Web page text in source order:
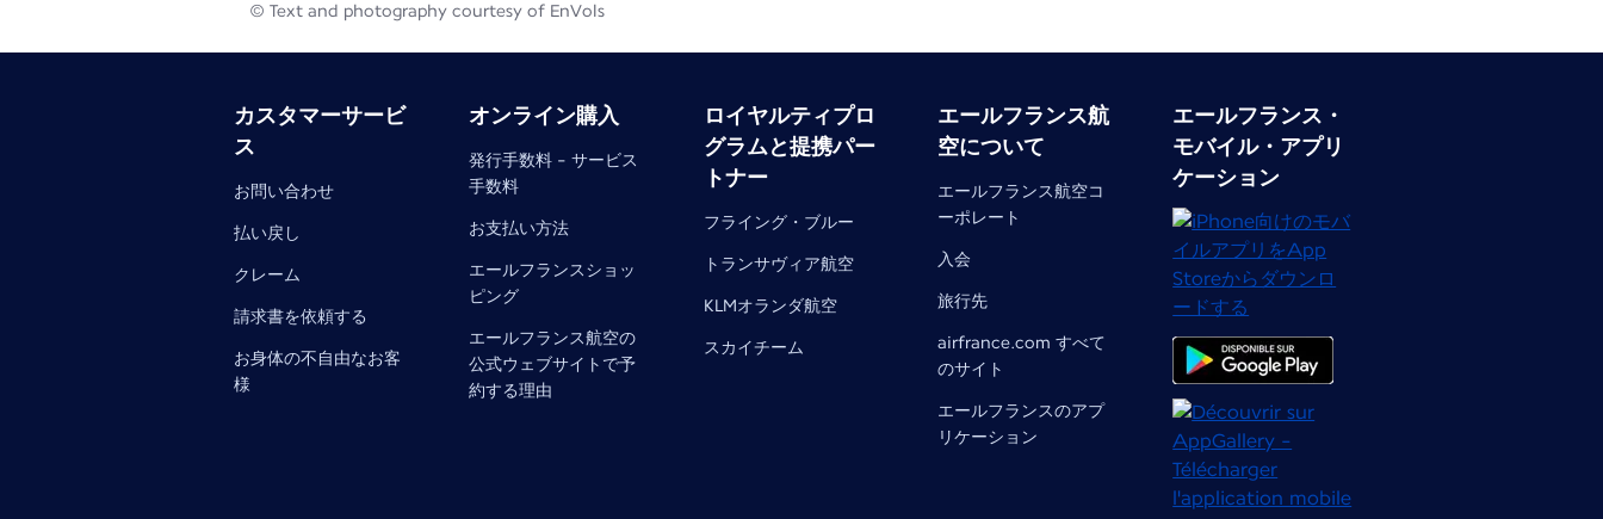
© Text and photography courtesy of EnVols
カスタマーサービ
ス
お問い合わせ
払い戻し
クレーム
請求書を依頼する
お身体の不自由なお客
様
オンライン購入
発行手数料 - サービス
手数料
お支払い方法
エールフランスショッ
ピング
エールフランス航空の
公式ウェブサイトで予
約する理由
ロイヤルティプロ
グラムと提携パー
トナー
フライング・ブルー
トランサヴィア航空
KLMオランダ航空
スカイチーム
エールフランス航
空について
エールフランス航空コ
ーポレート
入会
旅行先
airfrance.com すべて
のサイト
エールフランスのアプ
リケーション
エールフランス・
モバイル・アプリ
ケーション